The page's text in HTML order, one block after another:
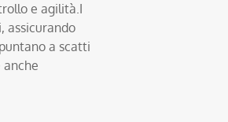
e agilità.I
assicurando
a scatti
anche